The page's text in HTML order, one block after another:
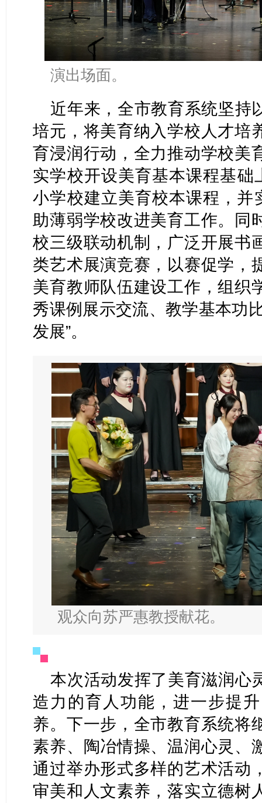
演出场面。
近年来，全市教育系统坚持
培元，将美育纳入学校人才培
育浸润行动，全力推动学校美
实学校开设美育基本课程基
小学校建立美育校本课程，并
助薄弱学校改进美育工作。同
校三级联动机制，广泛开展书
类艺术展演竞赛，以赛促学，
美育教师队伍建设工作，组织
秀课例展示交流、教学基本功
发展”。
观众向苏严惠教授献花。
本次活动发挥了美育滋润心
造力的育人功能，进一步提
养。下一步，全市教育系统将
素养、陶冶情操、温润心灵、
通过举办形式多样的艺术活动
审美和人文素养，落实立德树